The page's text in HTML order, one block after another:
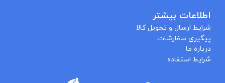
اطلاعات بیشتر
شرایط ارسال و تحویل کالا
پیگیری سفارشات
درباره ما
شرایط استفاده